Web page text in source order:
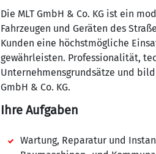
Die MLT GmbH & Co. KG ist ein
Fahrzeugen und Geräten des
Kunden eine höchstmögliche
gewährleisten. Professionalität,
Unternehmensgrundsätze und
GmbH & Co. KG.
Ihre Aufgaben
Wartung, Reparatur und